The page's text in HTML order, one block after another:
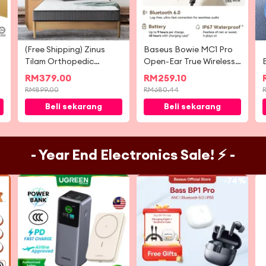
(Free Shipping) Zinus
Tilam Orthopedic
Support Spring Mattress
8'' (10 Years Warranty)
RM 379.00
RM899.00
Beli sekarang
Baseus Bowie MC1 Pro
Open-Ear True Wireless
Earbuds Bluetooth 6.0
Earphone
RM 259.10
RM680.44
Beli sekarang
- Year End Electronics Sale! ⚡ -
-74%